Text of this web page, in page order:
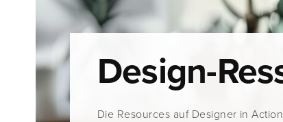
Design-
Die Resources auf Designer in